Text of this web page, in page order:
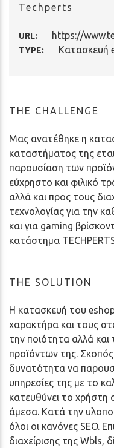
Techperts
URL: https://
TYPE: Κατασκευή
THE CHALLENGE
Μας ανατέθηκε η
καταστήματος της
παρουσίαση των
εύχρηστο και φιλικό
αλλά και προς τους
τεχνολογίας για την
και για gaming
κατάστημα
THE SOLUTION
Η κατασκευή του
χαρακτήρα και τους
την ποιότητα αλλά και
προϊόντων της.
δυνατότητα να
υπηρεσίες της με το
κατευθύνει το χρήστη
άμεσα. Κατά την
όλοι οι κανόνες SEO.
διαχείρισης της Wbls,